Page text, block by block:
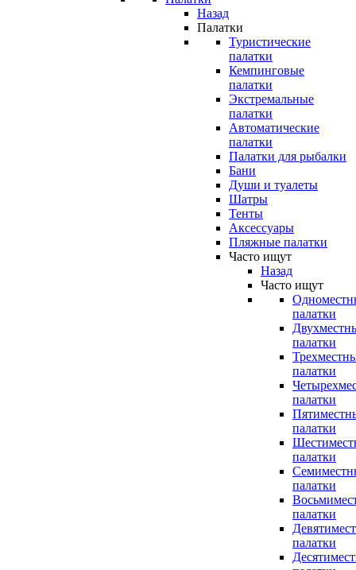
Назад
Палатки
Туристические
палатки
Кемпинговые
палатки
Экстремальные
палатки
Автоматические
палатки
Палатки для рыбалки
Бани
Души и туалеты
Шатры
Тенты
Аксессуары
Пляжные палатки
Часто ищут
Назад
Часто ищут
палатки
палатки
палатки
палатки
палатки
палатки
палатки
палатки
палатки